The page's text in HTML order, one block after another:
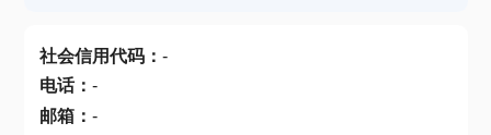
社会信用代码： -
电话： -
邮箱： -